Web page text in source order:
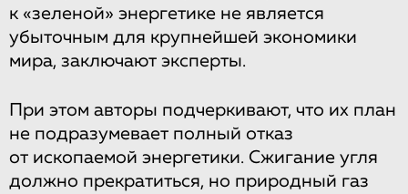
к «зеленой» энергетике не является
убыточным для крупнейшей экономики
мира, заключают эксперты.
При этом авторы подчеркивают, что их план
не подразумевает полный отказ
от ископаемой энергетики. Сжигание угля
должно прекратиться, но природный газ